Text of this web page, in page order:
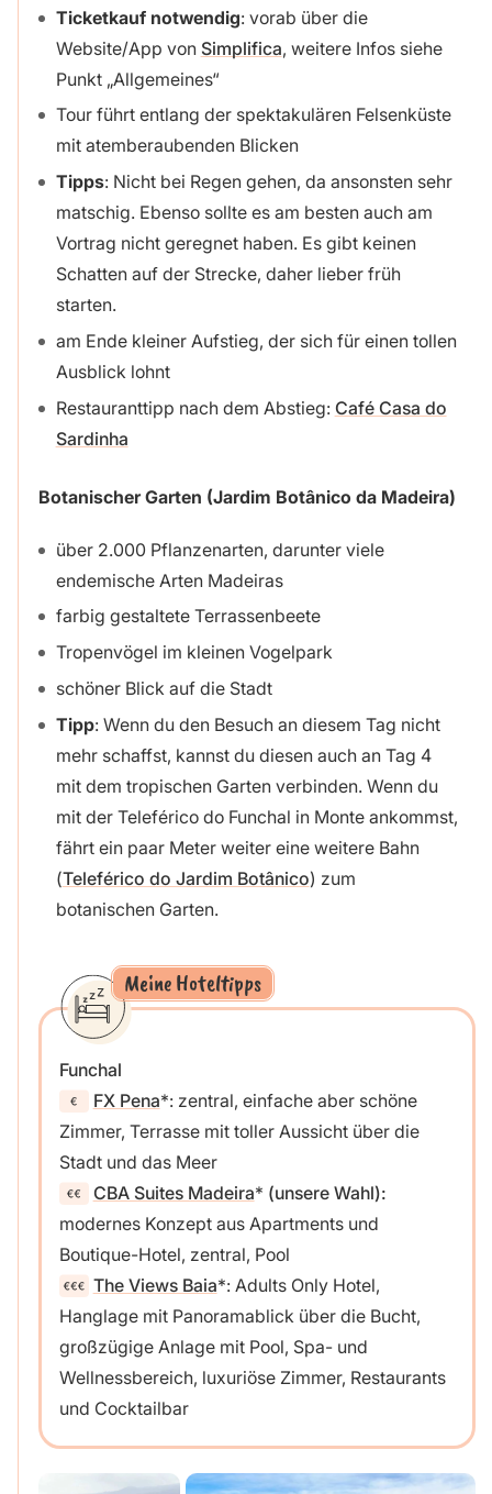
Ticketkauf notwendig: vorab über die
Website/App von Simplifica, weitere Infos siehe
Punkt „Allgemeines“
Tour führt entlang der spektakulären Felsenküste
mit atemberaubenden Blicken
Tipps: Nicht bei Regen gehen, da ansonsten sehr
matschig. Ebenso sollte es am besten auch am
Vortrag nicht geregnet haben. Es gibt keinen
Schatten auf der Strecke, daher lieber früh
starten.
am Ende kleiner Aufstieg, der sich für einen tollen
Ausblick lohnt
Restauranttipp nach dem Abstieg: Café Casa do
Sardinha
Botanischer Garten (Jardim Botânico da Madeira)
über 2.000 Pflanzenarten, darunter viele
endemische Arten Madeiras
farbig gestaltete Terrassenbeete
Tropenvögel im kleinen Vogelpark
schöner Blick auf die Stadt
Tipp: Wenn du den Besuch an diesem Tag nicht
mehr schaffst, kannst du diesen auch an Tag 4
mit dem tropischen Garten verbinden. Wenn du
mit der Teleférico do Funchal in Monte ankommst,
fährt ein paar Meter weiter eine weitere Bahn
(Teleférico do Jardim Botânico) zum
botanischen Garten.
Meine Hoteltipps
Funchal
FX Pena : zentral, einfache aber schöne
Zimmer, Terrasse mit toller Aussicht über die
Stadt und das Meer
CBA Suites Madeira
(unsere Wahl):
modernes Konzept aus Apartments und
Boutique-Hotel, zentral, Pool
The Views Baia : Adults Only Hotel,
Hanglage mit Panoramablick über die Bucht,
großzügige Anlage mit Pool, Spa- und
Wellnessbereich, luxuriöse Zimmer, Restaurants
und Cocktailbar